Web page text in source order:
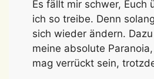
Es fällt mir schwer, Euch
ich so treibe. Denn
sich wieder ändern.
meine absolute
mag verrückt sein,